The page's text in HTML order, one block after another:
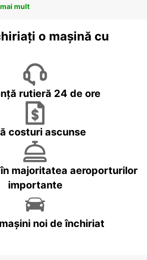
mult
o mașină cu
rutieră 24 de ore
costuri ascunse
majoritatea aeroporturilor
importante
noi de închiriat